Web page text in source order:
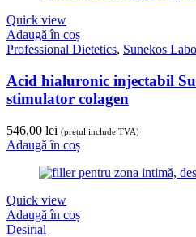
Quick view
Adaugă în coș
Professional Dietetics, Sunekos
Acid hialuronic injectabil
stimulator colagen
546,00 lei (prețul include TVA)
Adaugă în coș
Quick view
Adaugă în coș
Desirial